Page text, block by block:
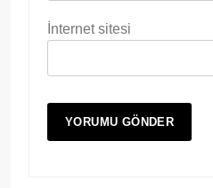
İnternet sitesi